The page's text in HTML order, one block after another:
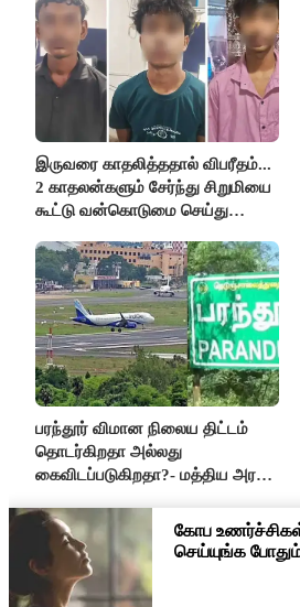
இருவரை காதலித்ததால் விபரீதம்...
2 காதலன்களும் சேர்ந்து சிறுமியை
கூட்டு வன்கொடுமை செய்து
பரந்தூர் விமான நிலைய திட்டம்
தொடர்கிறதா அல்லது
கைவிடப்படுகிறதா?- மத்திய அரசு